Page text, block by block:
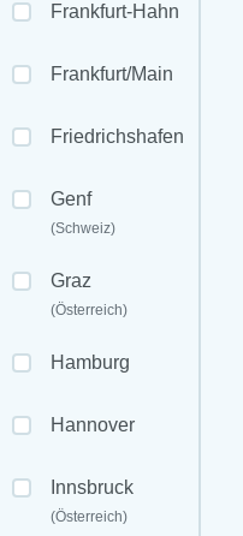
Frankfurt-Hahn
Frankfurt/Main
Friedrichshafen
Genf
(Schweiz)
Graz
(Österreich)
Hamburg
Hannover
Innsbruck
(Österreich)